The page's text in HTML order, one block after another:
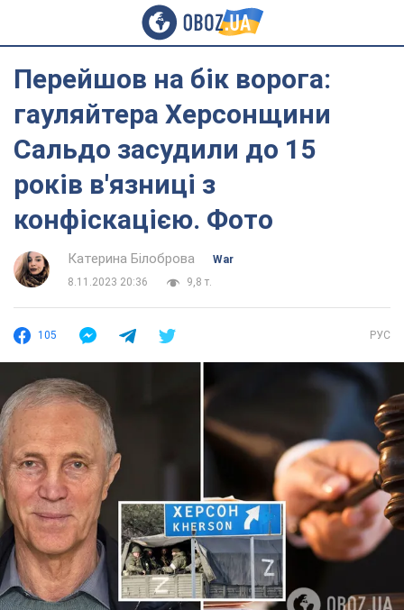
Перейшов на бік ворога:
гауляйтера Херсонщини
Сальдо засудили до 15
років в'язниці з
конфіскацією. Фото
Катерина Білоброва
War
8.11.2023 20:36
9,8 т.
105 РУС